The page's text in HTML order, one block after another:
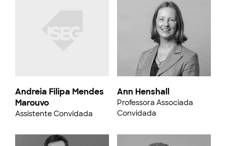
Andreia Filipa Mendes
Marouvo
Assistente Convidada
Ann Henshall
Professora Associada
Convidada